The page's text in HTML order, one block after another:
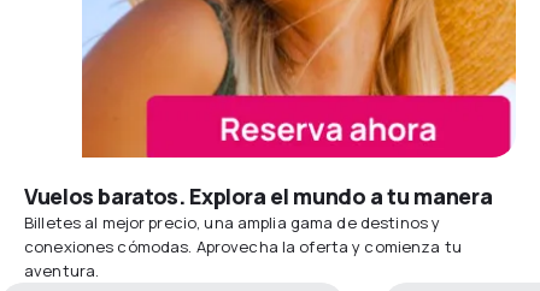
Vuelos baratos. Explora el mundo a tu manera
Billetes al mejor precio, una amplia gama de destinos y
conexiones cómodas. Aprovecha la oferta y comienza tu
aventura.